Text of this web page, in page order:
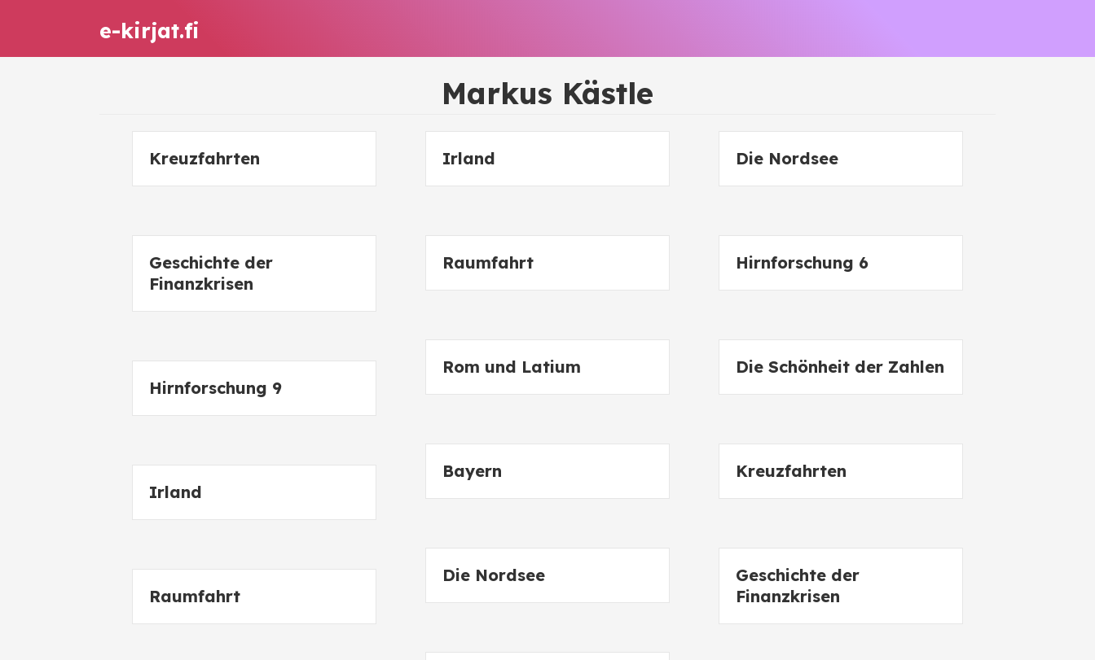
e-kirjat.fi
Markus Kästle
Kreuzfahrten Irland Die Nordsee
Geschichte der
Finanzkrisen
Raumfahrt Hirnforschung 6
Rom und Latium
Die Schönheit der Zahlen
Hirnforschung 9
Bayern
Kreuzfahrten
Irland
Die Nordsee
Geschichte der
Finanzkrisen
Raumfahrt